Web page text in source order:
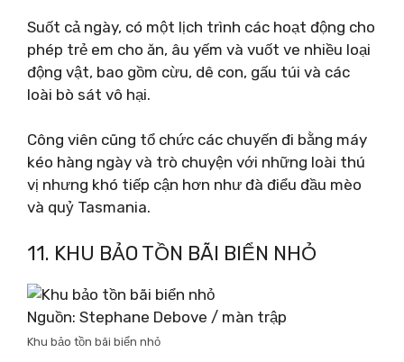
Suốt cả ngày, có một lịch trình các hoạt động cho
phép trẻ em cho ăn, âu yếm và vuốt ve nhiều loại
động vật, bao gồm cừu, dê con, gấu túi và các
loài bò sát vô hại.
Công viên cũng tổ chức các chuyến đi bằng máy
kéo hàng ngày và trò chuyện với những loài thú
vị nhưng khó tiếp cận hơn như đà điểu đầu mèo
và quỷ Tasmania.
11. KHU BẢO TỒN BÃI BIỂN NHỎ
Nguồn: Stephane Debove / màn trập
Khu bảo tồn bãi biển nhỏ